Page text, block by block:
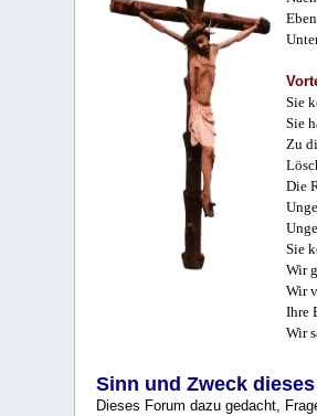
Sie
Sie
Zu
Die
Sie
Wir
Wir
Ihre
Wir
Sinn und Zweck
Dieses Forum dazu gedacht,